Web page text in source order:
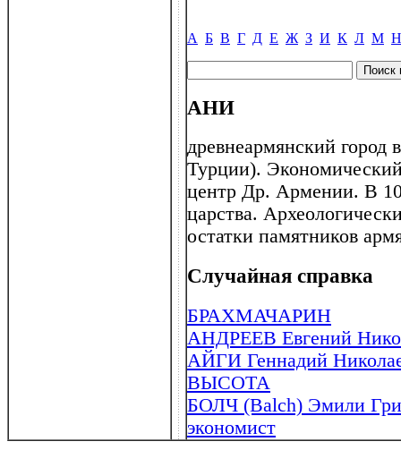
А Б В Г Д Е Ж З И К Л М Н
АНИ
древнеармянский город
Турции).
центр Др. Армении. В
царства.
остатки памятников
Случайная справка
БРАХМАЧАРИН
АНДРЕЕВ Евгений
АЙГИ Геннадий
ВЫСОТА
БОЛЧ (Balch) Эмили
экономист